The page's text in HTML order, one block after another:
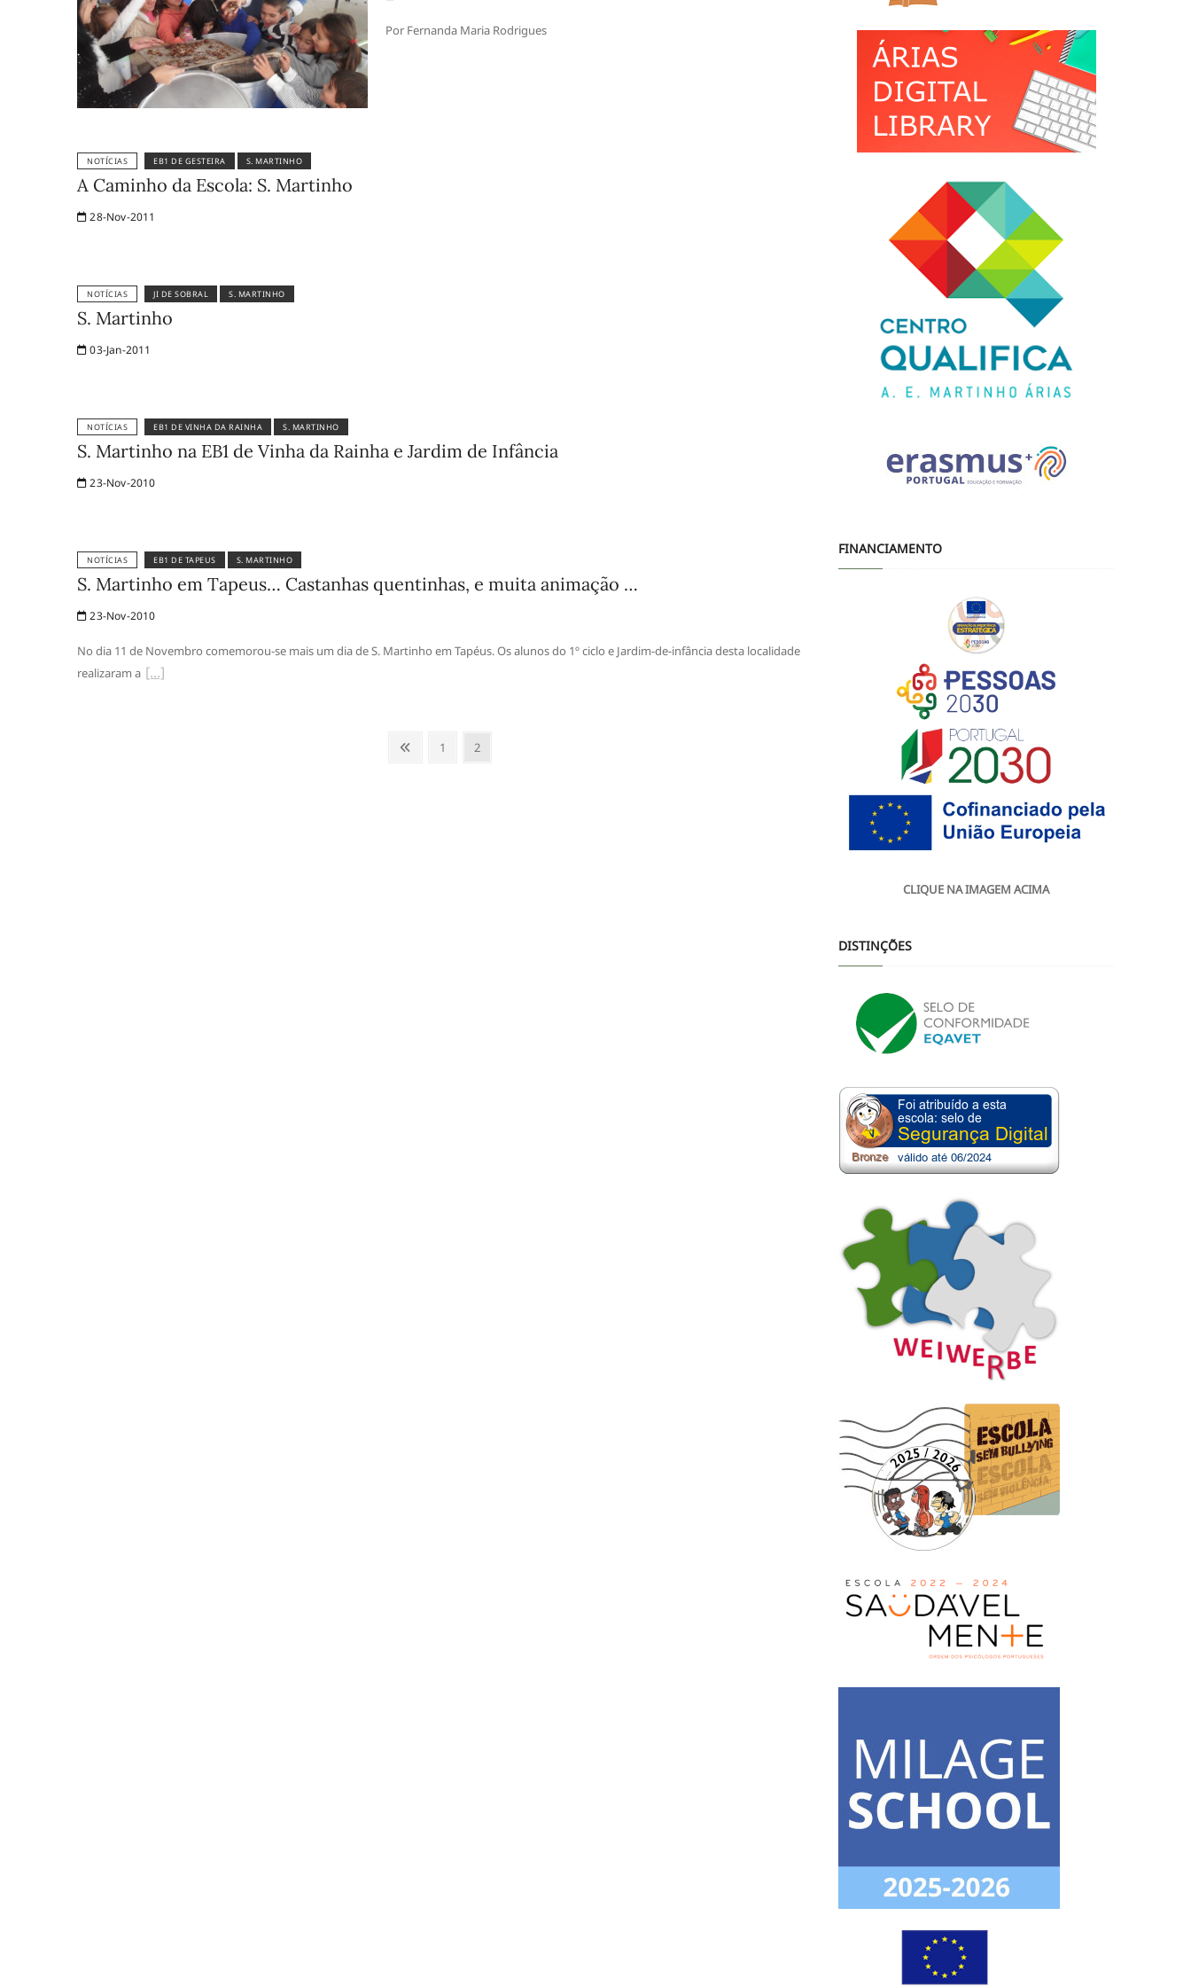
Por Fernanda Maria Rodrigues
NOTÍCIAS EB1 DE GESTEIRA S. MARTINHO
A Caminho da Escola: S. Martinho
28-Nov-2011
NOTÍCIAS JI DE SOBRAL S. MARTINHO
S. Martinho
03-Jan-2011
NOTÍCIAS EB1 DE VINHA DA RAINHA S. MARTINHO
S. Martinho na EB1 de Vinha da Rainha e Jardim de Infância
23-Nov-2010
NOTÍCIAS EB1 DE TAPEUS S. MARTINHO
S. Martinho em Tapeus… Castanhas quentinhas, e muita animação …
23-Nov-2010
No dia 11 de Novembro comemorou-se mais um dia de S. Martinho em Tapéus. Os alunos do 1º ciclo e Jardim-de-infância desta localidade
realizaram a
AnteriorPage
1 Page
2
FINANCIAMENTO
CLIQUE NA IMAGEM ACIMA
DISTINÇÕES